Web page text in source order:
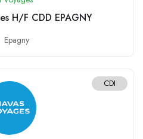
H/F CDD EPAGNY
Epagny
CDI